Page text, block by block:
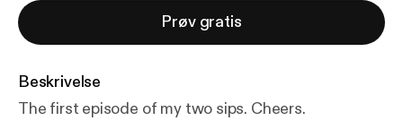
Prøv gratis
Beskrivelse
The first episode of my two sips. Cheers.